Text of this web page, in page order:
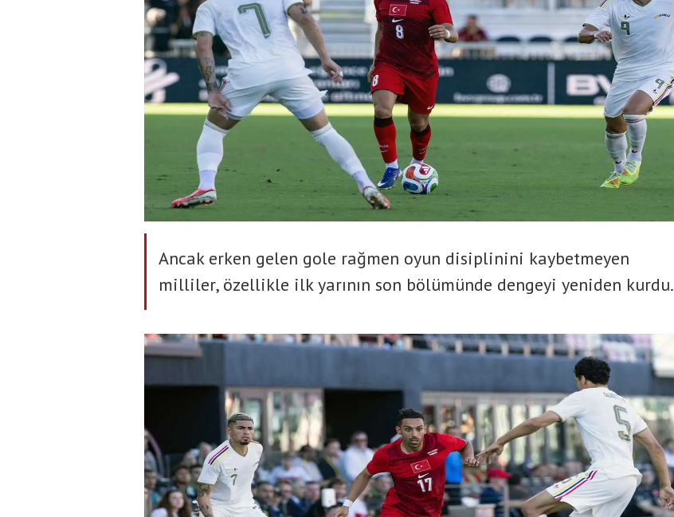
Ancak erken gelen gole rağmen oyun disiplinini kaybetmeyen
milliler, özellikle ilk yarının son bölümünde dengeyi yeniden kurdu.